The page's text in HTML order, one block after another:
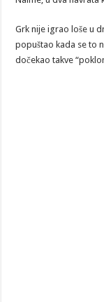
Grk nije igrao loše u
popuštao kada se to
dočekao takve